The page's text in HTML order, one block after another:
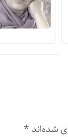
شده‌اند *